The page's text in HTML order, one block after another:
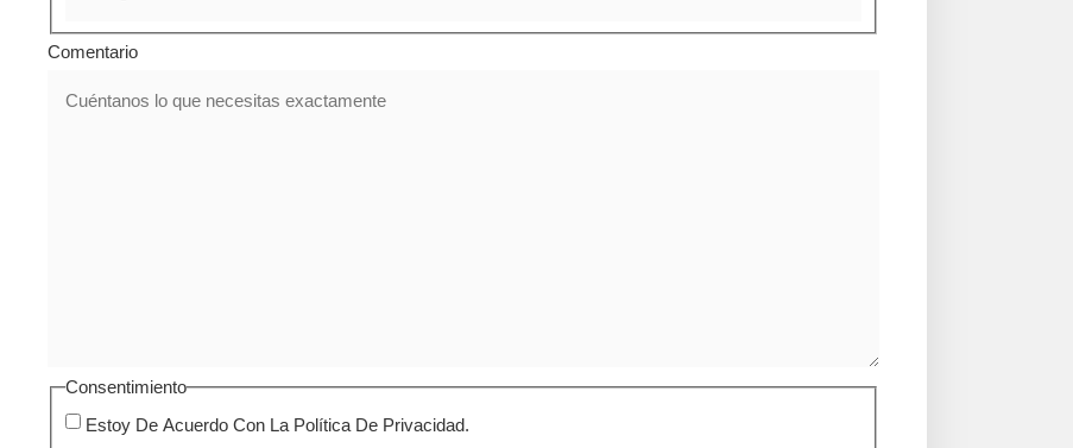
Comentario
Consentimiento
Estoy De Acuerdo Con La Política De Privacidad.